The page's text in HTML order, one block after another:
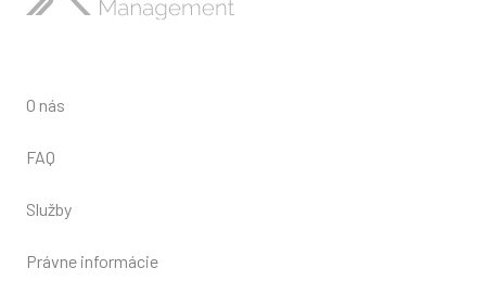
O nás
FAQ
Služby
Právne informácie